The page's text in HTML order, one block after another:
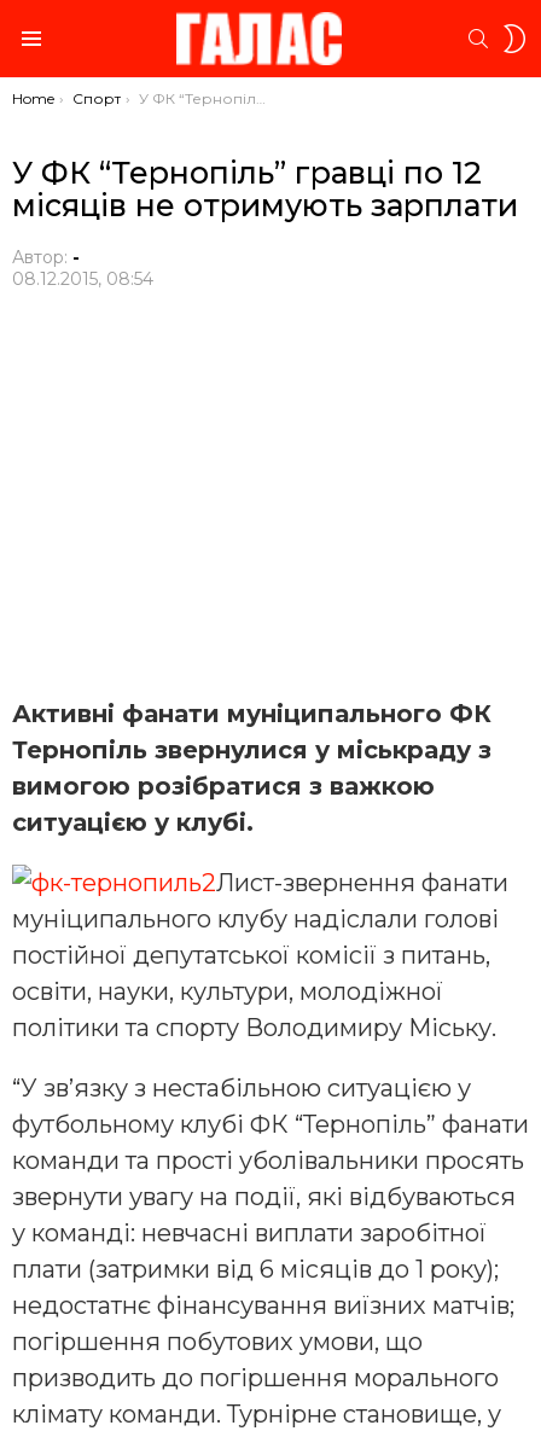
You are here:
Home Спорт У ФК “Тернопіль” гравці по 12 місяців не отримують зарплати
У ФК “Тернопіль” гравці по 12
місяців не отримують зарплати
Автор: -
08.12.2015, 08:54
Активні фанати муніципального ФК
Тернопіль звернулися у міськраду з
вимогою розібратися з важкою
ситуацією у клубі.
Лист-звернення фанати
муніципального клубу надіслали голові
постійної депутатської комісії з питань,
освіти, науки, культури, молодіжної
політики та спорту Володимиру Міську.
“У зв’язку з нестабільною ситуацією у
футбольному клубі ФК “Тернопіль” фанати
команди та прості уболівальники просять
звернути увагу на події, які відбуваються
у команді: невчасні виплати заробітної
плати (затримки від 6 місяців до 1 року);
недостатнє фінансування виїзних матчів;
погіршення побутових умови, що
призводить до погіршення морального
клімату команди. Турнірне становище, у